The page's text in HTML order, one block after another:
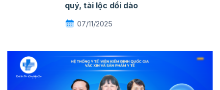
quý, tài lộc dồi dào
07/11/2025